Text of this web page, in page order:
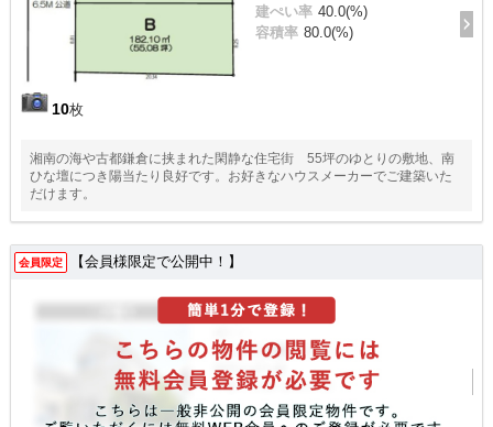
10枚
建ぺい率 40.0(%)
容積率 80.0(%)
湘南の海や古都鎌倉に挟まれた閑静な住宅街 55坪のゆとりの敷地、南
ひな壇につき陽当たり良好です。お好きなハウスメーカーでご建築いた
だけます。
会員限定 【会員様限定で公開中！】